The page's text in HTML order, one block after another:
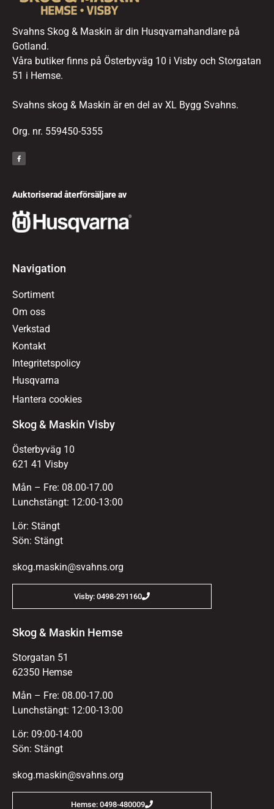
Svahns Skog & Maskin är din Husqvarnahandlare på
Gotland.
Våra butiker finns på Österbyväg 10 i Visby och Storgatan
51 i Hemse.
Svahns skog & Maskin är en del av XL Bygg Svahns.
Org. nr. 559450-5355
Auktoriserad återförsäljare av
Navigation
Sortiment
Om oss
Verkstad
Kontakt
Integritetspolicy
Husqvarna
Hantera cookies
Skog & Maskin Visby
Österbyväg 10
621 41 Visby
Mån – Fre: 08.00-17.00
Lunchstängt: 12:00-13:00
Lör: Stängt
Sön: Stängt
skog.maskin@svahns.org
Visby: 0498-291160
Skog & Maskin Hemse
Storgatan 51
62350 Hemse
Mån – Fre: 08.00-17.00
Lunchstängt: 12:00-13:00
Lör: 09:00-14:00
Sön: Stängt
skog.maskin@svahns.org
Hemse: 0498-480009